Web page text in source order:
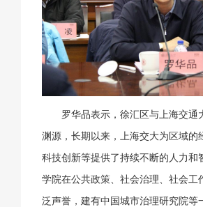
罗华品表示，徐汇区与上海交通
渊源，长期以来，上海交大为区域的
科技创新等提供了持续不断的人力和
学院在公共政策、社会治理、社会工
泛声誉，建有中国城市治理研究院等